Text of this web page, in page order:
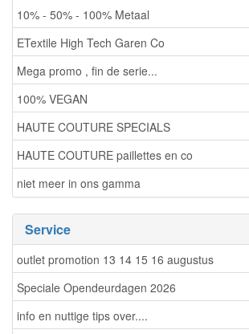
10% - 50% - 100% Metaal
ETextile High Tech Garen Co
Mega promo , fin de serie...
100% VEGAN
HAUTE COUTURE SPECIALS
HAUTE COUTURE paillettes en co
niet meer in ons gamma
Service
outlet promotion 13 14 15 16 augustus
Speciale Opendeurdagen 2026
info en nuttige tips over....